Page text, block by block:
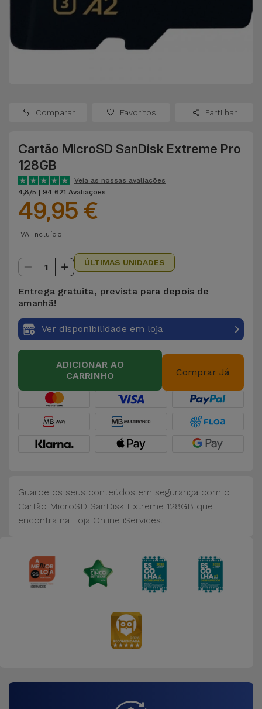
Xiaomi
Oppo
OnePlus
Google
Dyson
Outras
Marcas
Ver
tudo
Apple Watch
Samsung
Recondicionados
Consolas
Recondicionadas
Ver
tudo
Adaptadores
Capas e
Auriculares
e Colunas
Smartwatches
e Braceletes
para
Telemóvel
Higiene
Carteiras,
Bolsas e
Malas
Localizadores
Mobilidade,
Auto e
Bicicleta
Acessórios
de
Computador
Comparar Favoritos Partilhar
Cartão MicroSD SanDisk Extreme Pro
128GB
Veja as nossas avaliações
4,8/5 | 94 621 Avaliações
49,95 €
IVA incluído
1 ÚLTIMAS UNIDADES
Entrega gratuita, prevista para depois de
amanhã!
Ver disponibilidade em loja
ADICIONAR AO
CARRINHO
Comprar Já
Guarde os seus conteúdos em segurança com o
Cartão MicroSD SanDisk Extreme 128GB que
encontra na Loja Online iServices.